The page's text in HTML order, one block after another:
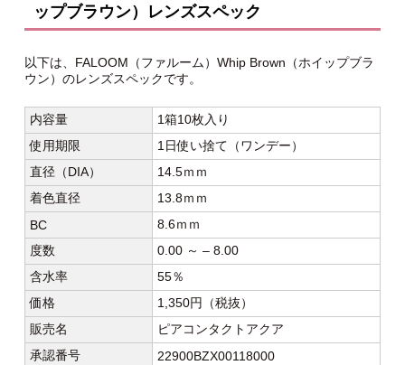
ップブラウン）レンズスペック
以下は、FALOOM（ファルーム）Whip Brown（ホイップブラ
ウン）のレンズスペックです。
内容量
1箱10枚入り
使用期限
1日使い捨て（ワンデー）
直径（DIA）
14.5ｍｍ
着色直径
13.8ｍｍ
BC
8.6ｍｍ
度数
0.00 ～ – 8.00
含水率
55％
価格
1,350円（税抜）
販売名
ピアコンタクトアクア
承認番号
22900BZX00118000